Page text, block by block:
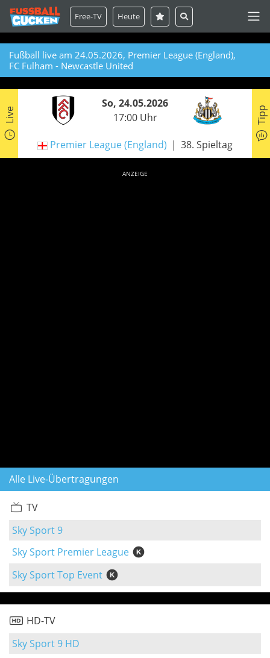
Free-TV Heute
Fußball live am 24.05.2026, Premier League (England),
FC Fulham - Newcastle United
Live
So, 24.05.2026
17:00 Uhr
Premier League (England) 38. Spieltag
Tipp
ANZEIGE
Alle Live-Übertragungen
TV
Sky Sport 9
Sky Sport Premier League
Sky Sport Top Event
HD-TV
Sky Sport 9 HD